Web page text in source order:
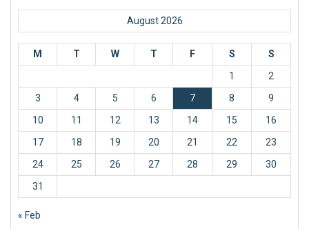
August 2026
M T W T F S
S
1
2
3
4 5 6 7 8
9
10
11 12 13 14 15
16
17
18 19 20 21 22
23
24
25 26 27 28 29
30
31
« Feb